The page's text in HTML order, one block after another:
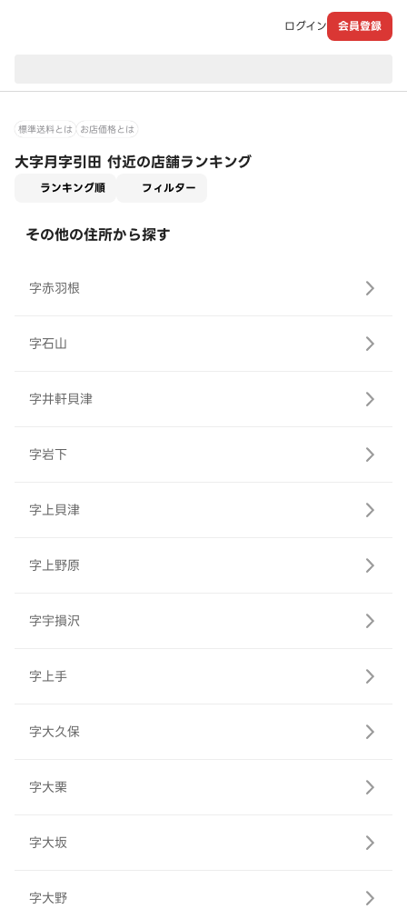
ログイン 会員登録
標準送料とは お店価格とは
大字月字引田 付近の店舗ランキング
ランキング順 フィルター
その他の住所から探す
字赤羽根
字石山
字井軒貝津
字岩下
字上貝津
字上野原
字宇損沢
字上手
字大久保
字大栗
字大坂
字大野